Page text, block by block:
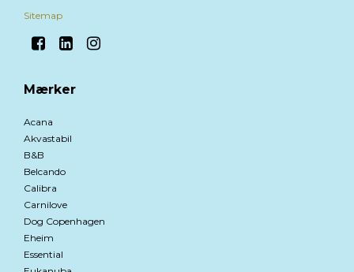
Sitemap
Mærker
Acana
Akvastabil
B&B
Belcando
Calibra
Carnilove
Dog Copenhagen
Eheim
Essential